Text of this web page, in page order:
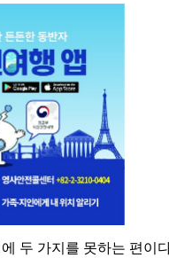
두 가지를 못하는 편이